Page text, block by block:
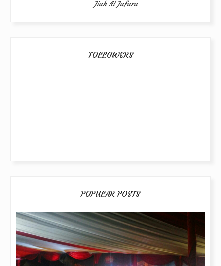
Jiah Al Jafara
FOLLOWERS
POPULAR POSTS